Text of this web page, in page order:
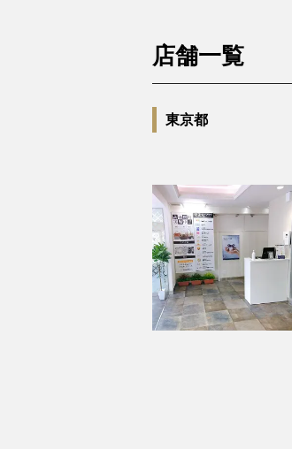
店舗一覧
東京都